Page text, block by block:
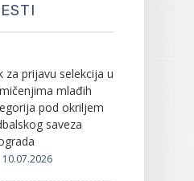
za prijavu selekcija u
mlađih
pod okriljem
saveza
10.07.2026